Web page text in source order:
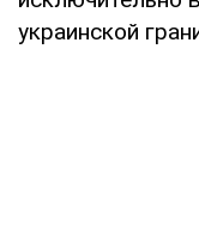
украинской